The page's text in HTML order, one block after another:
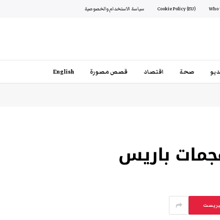
Cookie Policy (EU) سياسة الاستخدام والخصوصية
صحة اقتصاد قصص مصورة English
باريس